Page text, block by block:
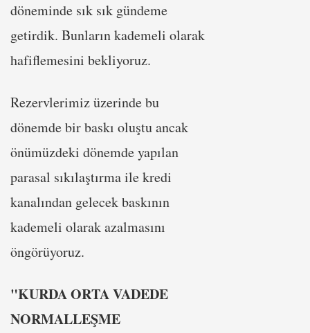
döneminde sık sık gündeme
getirdik. Bunların kademeli olarak
hafiflemesini bekliyoruz.
Rezervlerimiz üzerinde bu
dönemde bir baskı oluştu ancak
önümüzdeki dönemde yapılan
parasal sıkılaştırma ile kredi
kanalından gelecek baskının
kademeli olarak azalmasını
öngörüyoruz.
"KURDA ORTA VADEDE
NORMALLEŞME